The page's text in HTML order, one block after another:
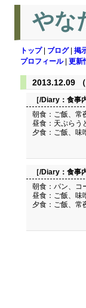
やな
トップ| ブログ| 掲
プロフィール| 更新
2013.12.09 （
［/Diary： 食事
朝食：ご飯、常
昼食：天ぷらう
夕食：ご飯、味
［/Diary： 食事
朝食：パン、コ
昼食：ご飯、味
夕食：ご飯、常